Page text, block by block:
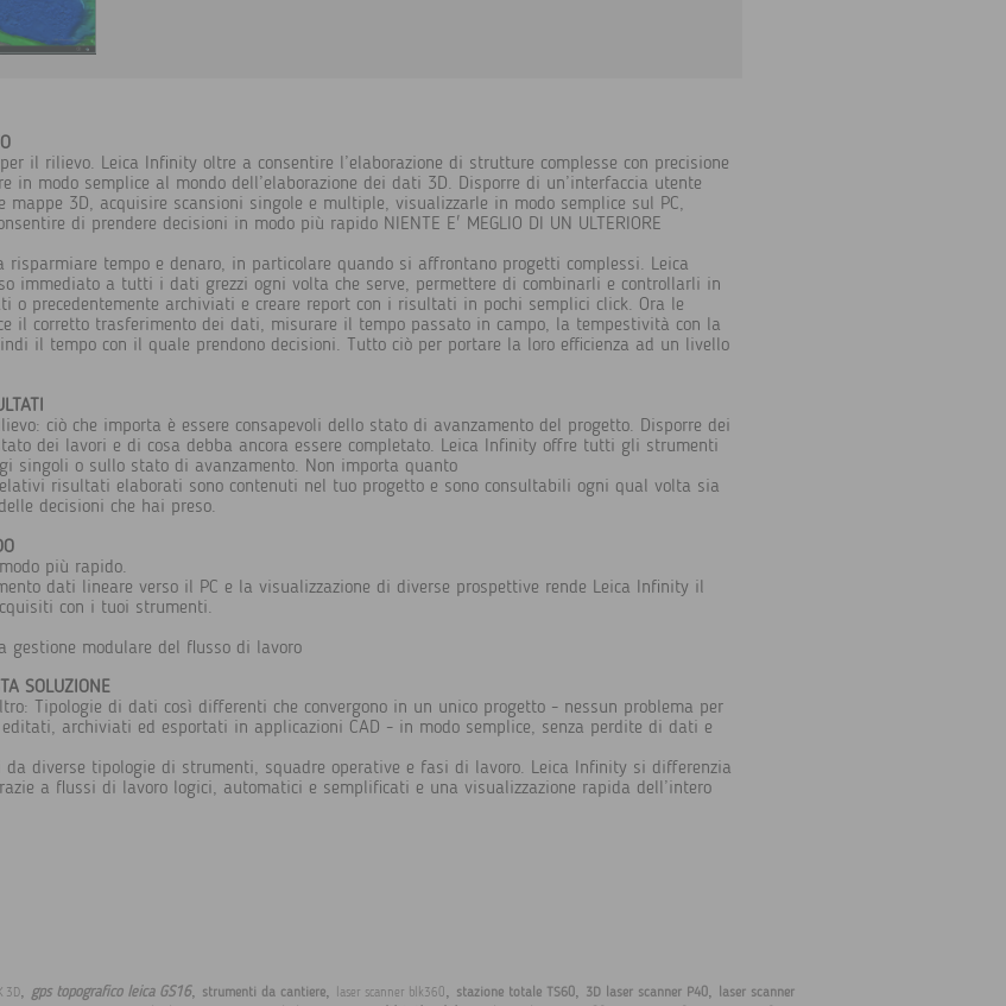
il rilievo. Leica Infinity oltre a consentire l’elaborazione di strutture complesse con precisione
in modo semplice al mondo dell’elaborazione dei dati 3D. Disporre di un’interfaccia utente
mappe 3D, acquisire scansioni singole e multiple, visualizzarle in modo semplice sul PC,
di prendere decisioni in modo più rapido NIENTE E' MEGLIO DI UN ULTERIORE
tempo e denaro, in particolare quando si affrontano progetti complessi. Leica
immediato a tutti i dati grezzi ogni volta che serve, permettere di combinarli e controllarli in
o precedentemente archiviati e creare report con i risultati in pochi semplici click. Ora le
il corretto trasferimento dei dati, misurare il tempo passato in campo, la tempestività con la
il tempo con il quale prendono decisioni. Tutto ciò per portare la loro efficienza ad un livello
ciò che importa è essere consapevoli dello stato di avanzamento del progetto. Disporre dei
dei lavori e di cosa debba ancora essere completato. Leica Infinity offre tutti gli strumenti
singoli o sullo stato di avanzamento. Non importa quanto
risultati elaborati sono contenuti nel tuo progetto e sono consultabili ogni qual volta sia
decisioni che hai preso.
più rapido.
dati lineare verso il PC e la visualizzazione di diverse prospettive rende Leica Infinity il
con i tuoi strumenti.
gestione modulare del flusso di lavoro
SOLUZIONE
Tipologie di dati così differenti che convergono in un unico progetto - nessun problema per
archiviati ed esportati in applicazioni CAD - in modo semplice, senza perdite di dati e
da diverse tipologie di strumenti, squadre operative e fasi di lavoro. Leica Infinity si differenzia
a flussi di lavoro logici, automatici e semplificati e una visualizzazione rapida dell’intero
3D, gps topografico leica GS16, strumenti da cantiere, laser scanner blk360, stazione totale TS60, 3D laser scanner P40, laser scanner